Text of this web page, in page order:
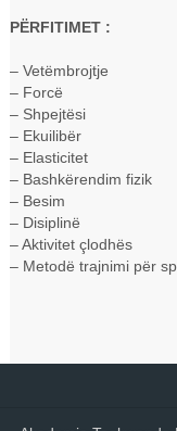
PËRFITIMET :
– Vetëmbrojtje
– Forcë
– Shpejtësi
– Ekuilibër
– Elasticitet
– Bashkërendim fizik
– Besim
– Disiplinë
– Aktivitet çlodhës
– Metodë trajnimi për